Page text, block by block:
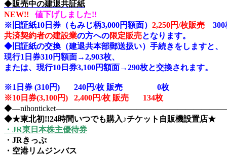
◆販売中の建退共証紙
NEW!! 値下げしました!!
※旧証紙10日券（もみじ柄3,000円額面） 2,250円/枚販売 300
共済契約者の建設業の方への限定販売となります。
◆旧証紙の交換（建退共本部郵送扱い）手続きをしますと、
現行1日券310円額面→2,903枚、
または、現行10日券3,100円額面→290枚と交換されます。
※1日券 (310円) 240円/枚 販売 0枚
※10日券(3,100円) 2,400円/枚 販売 134枚
◆★東北初!!24時間いつでも購入♪チケット自販機設置店★
・JR東日本株主優待券
・JRきっぷ
・空港リムジンバス